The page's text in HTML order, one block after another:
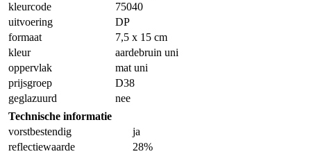
kleurcode
75040
uitvoering
DP
formaat
7,5 x 15 cm
kleur
aardebruin uni
oppervlak
mat uni
prijsgroep
D38
geglazuurd
nee
Technische informatie
vorstbestendig
ja
reflectiewaarde
28%